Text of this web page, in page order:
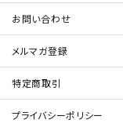
お問い合わせ
メルマガ登録
特定商取引
プライバシーポリシー